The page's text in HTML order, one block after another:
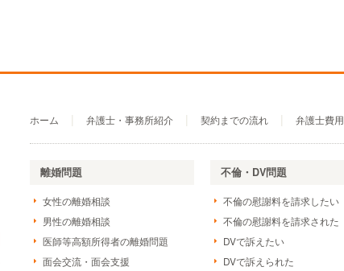
ホーム 弁護士・事務所紹介 契約までの流れ 弁護士費用
離婚問題
女性の離婚相談
男性の離婚相談
医師等高額所得者の離婚問題
面会交流・面会支援
不倫・DV問題
不倫の慰謝料を請求したい
不倫の慰謝料を請求された
DVで訴えたい
DVで訴えられた